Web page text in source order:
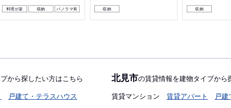
料理が楽 収納 パノラマ有 収納 収納
から探したい方はこちら
戸建て・テラスハウス
北見市の賃貸情報を建物タイプから
賃貸マンション 賃貸アパート 戸建